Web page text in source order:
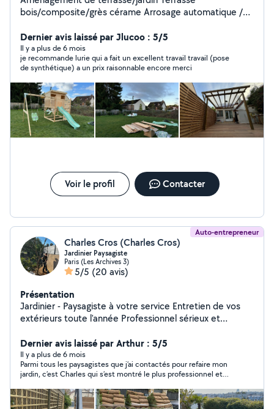
bois/composite/grès cérame Arrosage automatique /
Dernier avis laissé par Jlucoo : 5/5
Il y a plus de 6 mois
je recommande lurie qui a fait un excellent travail travail (pose
de synthétique) a un prix raisonnable encore merci
Voir le profil Contacter
Auto-entrepreneur
Charles Cros (Charles Cros)
Jardinier Paysagiste
Paris (Les Archives 3)
5/5 (20 avis)
Présentation
Jardinier - Paysagiste à votre service Entretien de vos
extérieurs toute l'année Professionnel sérieux et
soin de vos espaces verts et de vos extérieurs.
J'interviens pour l'entretien régulier ou ponctuel, en
m'adaptant à vos besoins et à votre planning.
Intervention propre, soignée et discrète, avec le souci
du détail et du travail bien fait. Déplacement sur Paris
intra-muros et toute la banlieue parisienne ️ Disponible
Dernier avis laissé par Arthur : 5/5
Il y a plus de 6 mois
Parmi tous les paysagistes que j’ai contactés pour refaire mon
jardin, c’est Charles qui s’est montré le plus professionnel et
recommande vivement!